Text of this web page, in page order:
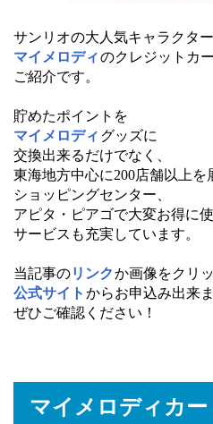
サンリオの大人気キャラクター
マイメロディのクレジットカ
ご紹介です。
貯めたポイントを
マイメロディ グッズに
交換出来るだけでなく、
東海地方中心に200店舗以上を
ショッピングセンター、
アピタ・ピアゴで大変お得に
サービスも充実しています。
当記事のリンクか画像をクリ
公式サイト からお申込み出来ま
ぜひご確認ください！
マイメロディカ